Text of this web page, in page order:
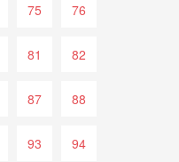
75 76
81 82
87 88
93 94